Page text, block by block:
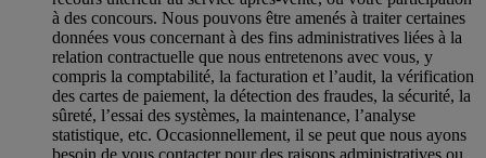
à des concours. Nous pouvons être amenés à traiter certaines
données vous concernant à des fins administratives liées à la
relation contractuelle que nous entretenons avec vous, y
compris la comptabilité, la facturation et l’audit, la vérification
des cartes de paiement, la détection des fraudes, la sécurité, la
sûreté, l’essai des systèmes, la maintenance, l’analyse
statistique, etc. Occasionnellement, il se peut que nous ayons
besoin de vous contacter pour des raisons administratives ou